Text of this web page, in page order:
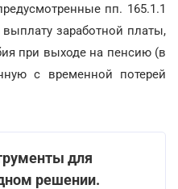
пп. 165.1.1
заработной платы,
при выходе на пенсию (в
с временной потерей
для
решении.